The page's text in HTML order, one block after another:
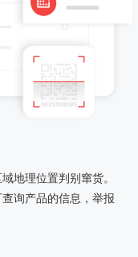
地理位置判别窜货。
询产品的信息，举报